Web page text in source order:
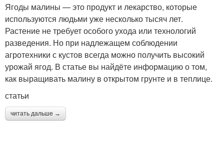
Ягоды малины — это продукт и лекарство, которые
используются людьми уже несколько тысяч лет.
Растение не требует особого ухода или технологий
разведения. Но при надлежащем соблюдении
агротехники с кустов всегда можно получить высокий
урожай ягод. В статье вы найдёте информацию о том,
как выращивать малину в открытом грунте и в теплице.
статьи
читать дальше →